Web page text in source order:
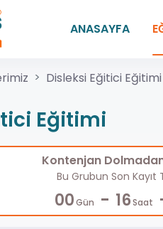
ANASAYFA
Disleksi Eğitici Eğitimi
Eğitimi
Kontenjan Dolmadan
Bu Grubun Son Kayıt
00Gün - 16Saat